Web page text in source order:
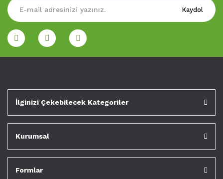
Kaydol
İlginizi Çekebilecek Kategoriler
Kurumsal
Formlar